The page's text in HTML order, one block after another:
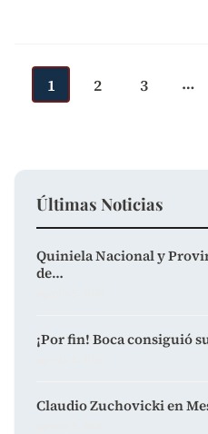
entradas
1 2 3 …
Últimas Noticias
Quiniela Nacional y
de…
¡Por fin! Boca consiguió
Claudio Zuchovicki en